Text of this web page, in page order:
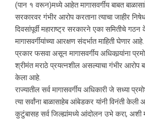
(पान १ वरून)मध्ये आहेत मागासवर्गीय बाबत
सरकारवर गंभीर आरोप करताना त्याचा जाहीर
दिवसांपूर्वी महाराष्ट्र सरकारने एका समितीचे
मागासवर्गीयांच्या आरक्षण संदर्भात माहिती घेणार
प्रकार फसवा असून मागासवर्गीय अधिकार्‍यांना
श्रीमंत मराठे प्रयत्नशील असल्याचा गंभीर आरोप
केला आहे.
राज्यातील सर्व मागासवर्गीय अधिकारी जे सध्या
त्या सर्वांना बाळासाहेब आंबेडकर यांनी विनंती
कुटुंबासह सर्व जिल्ह्यांमध्ये आंदोलन उभे करा, अशी